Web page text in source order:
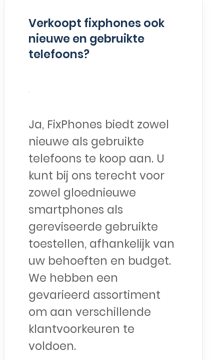
Verkoopt fixphones ook
nieuwe en gebruikte
telefoons?
Ja, FixPhones biedt zowel
nieuwe als gebruikte
telefoons te koop aan. U
kunt bij ons terecht voor
zowel gloednieuwe
smartphones als
gereviseerde gebruikte
toestellen, afhankelijk van
uw behoeften en budget.
We hebben een
gevarieerd assortiment
om aan verschillende
klantvoorkeuren te
voldoen.